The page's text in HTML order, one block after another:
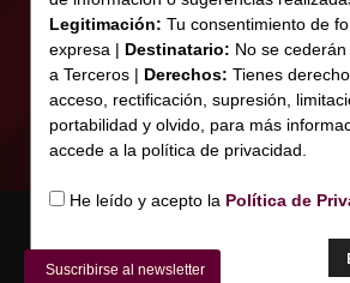
© Copyright 2017 Fundació Caixa
Legitimación: Tu consentimiento de
expresa | Destinatario: No se
a Terceros | Derechos: Tienes
acceso, rectificación, supresión,
portabilidad y olvido, para más
accede a la política de privacidad.
He leído y acepto la Política de
Suscribirse al newsletter